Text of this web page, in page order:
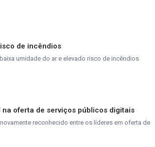
de incêndios
umidade do ar e elevado risco de incêndios
oferta de serviços públicos digitais
reconhecido entre os líderes em oferta de